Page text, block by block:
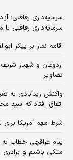
سرمایه‌داری رفاقتی؛
سرمایه‌داری رفاقتی با
اقامه نماز بر پیکر
اردوغان و شهباز
تصاویر
واکنش زیدآبادی به
اتفاق افتاد که سید
شرط مهم آمریکا برای
پیام عراقچی خطاب
متکی باشیم و